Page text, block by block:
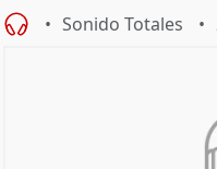
Sonido Totales